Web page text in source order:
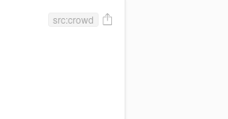
src:crowd